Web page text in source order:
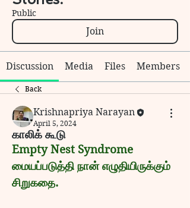
Public
Join
Discussion Media Files Members
Back
Krishnapriya Narayan
April 5, 2024
காலிக் கூடு
Empty Nest Syndrome
மையப்படுத்தி நான் எழுதியிருக்கும்
சிறுகதை.